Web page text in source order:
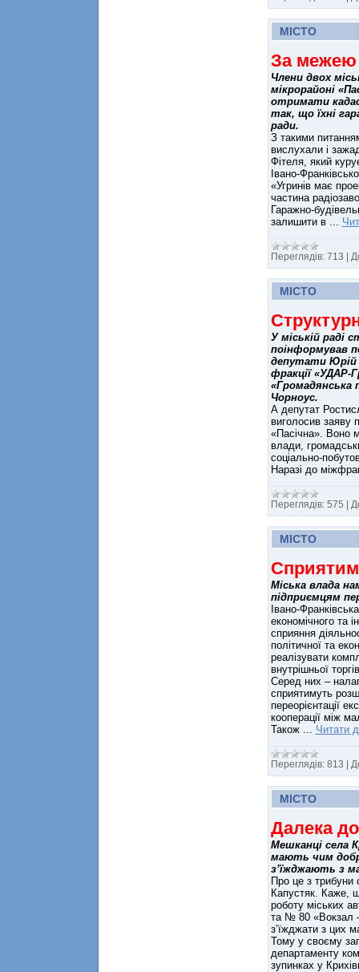
МІСТО
За межею
Члени двох
мікрорайоні
отримати
так, що їхні
ради.
З такими
вислухали і
Фітеля, який
Івано-
«Угринів має
частина
Гаражно-
залишити в ...
Переглядів: 713 |
МІСТО
У міській раді
поінформував
депутати Юрій
фракції «УДАР-
«Громадянська
Чорноус.
А депутат
виголосив заяву
«Пасічна». Воно
влади,
соціально-
Наразі до
Переглядів: 575 |
МІСТО
Міська влада
підприємцям
Івано-
економічного та
сприяння
політичної та
реалізувати
внутрішньої
Серед них –
сприятимуть
переорієнтації
кооперації між
Також ... Читати
Переглядів: 813 |
МІСТО
Далека
Мешканці села
мають чим
з’їжджають з
Про це з трибуни
Капустяк. Каже,
роботу міських
та № 80 «Вокзал
з’їжджати з цих
Тому у своєму
департаменту
зупинках у